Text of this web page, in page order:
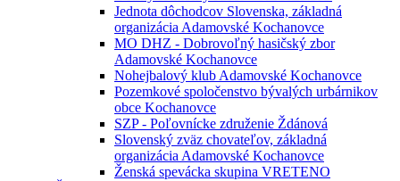
Jednota dôchodcov Slovenska, základná
organizácia Adamovské Kochanovce
MO DHZ - Dobrovoľný hasičský zbor
Adamovské Kochanovce
Nohejbalový klub Adamovské Kochanovce
Pozemkové spoločenstvo bývalých urbárnikov
obce Kochanovce
SZP - Poľovnícke združenie Ždánová
Slovenský zväz chovateľov, základná
organizácia Adamovské Kochanovce
Ženská spevácka skupina VRETENO